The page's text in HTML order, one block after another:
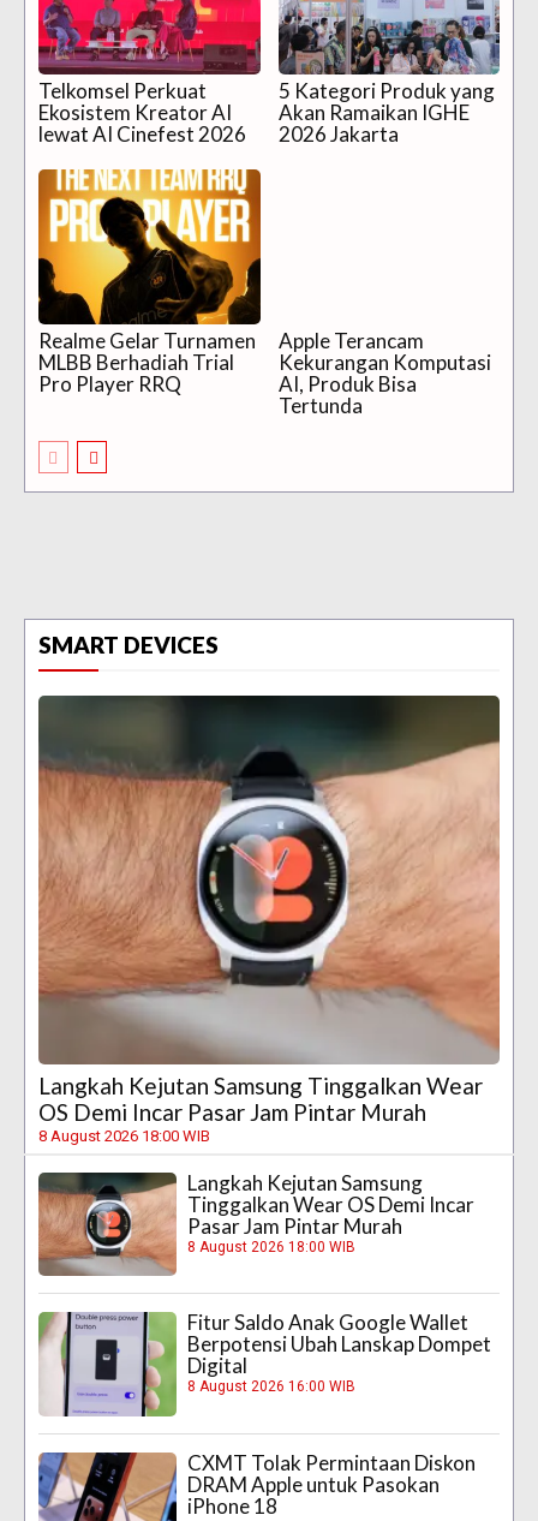
Telkomsel Perkuat
Ekosistem Kreator AI
lewat AI Cinefest 2026
5 Kategori Produk yang
Akan Ramaikan IGHE
2026 Jakarta
Realme Gelar Turnamen
MLBB Berhadiah Trial
Pro Player RRQ
Apple Terancam
Kekurangan Komputasi
AI, Produk Bisa
Tertunda
SMART DEVICES
Langkah Kejutan Samsung Tinggalkan Wear
OS Demi Incar Pasar Jam Pintar Murah
8 August 2026 18:00 WIB
Langkah Kejutan Samsung
Tinggalkan Wear OS Demi Incar
Pasar Jam Pintar Murah
8 August 2026 18:00 WIB
Fitur Saldo Anak Google Wallet
Berpotensi Ubah Lanskap Dompet
Digital
8 August 2026 16:00 WIB
CXMT Tolak Permintaan Diskon
DRAM Apple untuk Pasokan
iPhone 18